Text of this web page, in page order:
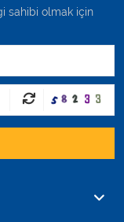
sahibi olmak için